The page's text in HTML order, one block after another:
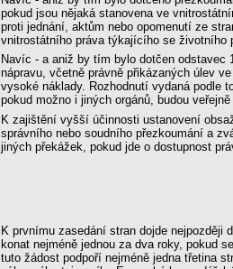
pokud jsou nějaká stanovena ve
proti jednání, aktům nebo opomenutí ze
vnitrostátního práva týkajícího se životního
Navíc - a aniž by tím bylo dotčen odstavec
nápravu, včetně právně přikázaných úlev
vysoké náklady. Rozhodnutí vydaná podle
pokud možno i jiných orgánů, budou
K zajištění vyšší účinnosti ustanovení
správního nebo soudního přezkoumání a
jiných překážek, pokud jde o dostupnost
K prvnímu zasedání stran dojde nejpozději
konat nejméně jednou za dva roky, pokud
tuto žádost podpoří nejméně jedna třetina